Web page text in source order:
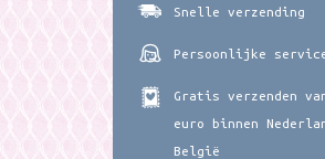
Snelle verzending
Persoonlijke
Gratis verzenden
euro binnen
België